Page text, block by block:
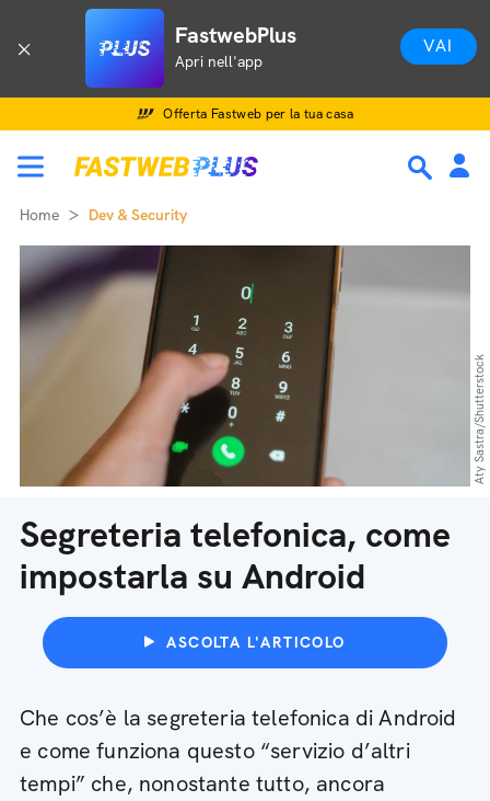
FastwebPlus
Apri nell'app
VAI
Offerta Fastweb per la tua casa
Home Dev & Security
Segreteria telefonica, come
impostarla su Android
ASCOLTA L'ARTICOLO
Che cos’è la segreteria telefonica di Android
e come funziona questo “servizio d’altri
tempi” che, nonostante tutto, ancora
Aty Sastra/Shutterstock